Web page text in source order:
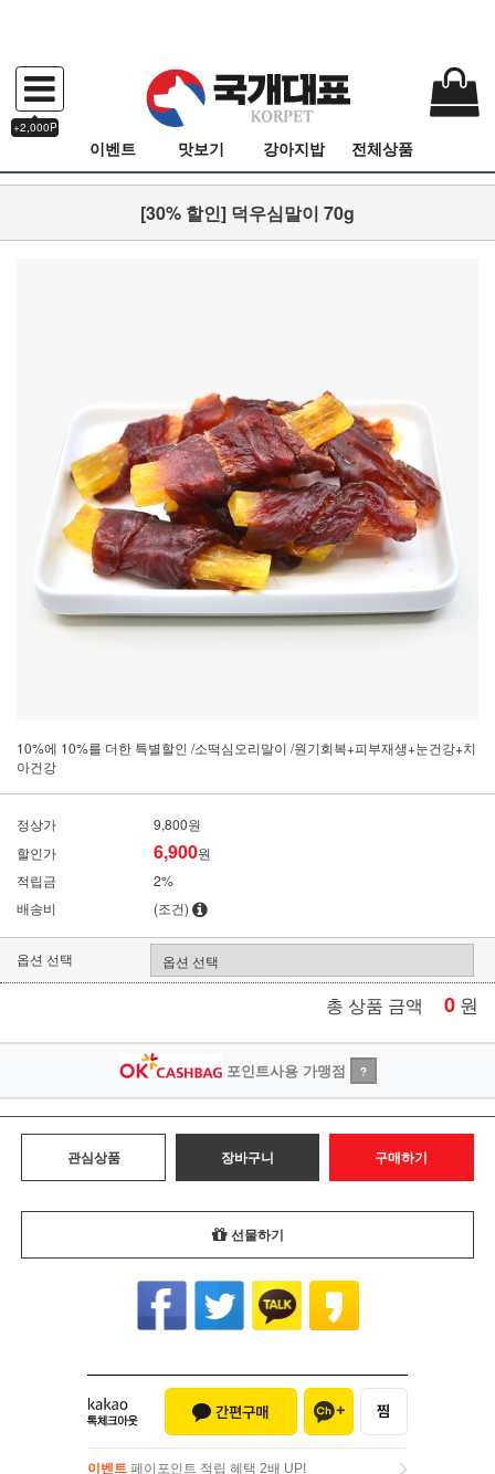
+2,000P
이벤트 맛보기 강아지밥 전체상품
[30% 할인] 덕우심말이 70g
10%에 10%를 더한 특별할인 /소떡심오리말이 /원기회복+피부재생+눈건강+치
아건강
정상가
9,800원
할인가
6,900원
적립금
2%
배송비
(조건)
옵션 선택
총 상품 금액 0 원
포인트사용 가맹점 ?
관심상품 장바구니 구매하기
선물하기
이벤트 페이포인트 적립 혜택 2배 UP!